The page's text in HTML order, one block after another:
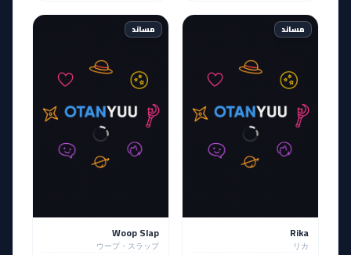
مساند
Rika
リカ
مساند
Woop Slap
ウープ・スラップ